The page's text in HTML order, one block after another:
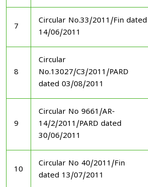
7
Circular No.33/2011/Fin dated
14/06/2011
8
Circular
No.13027/C3/2011/PARD
dated 03/08/2011
9
Circular No 9661/AR-
14/2/2011/PARD dated
30/06/2011
10
Circular No 40/2011/Fin
dated 13/07/2011